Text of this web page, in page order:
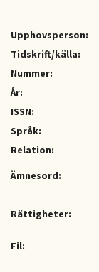
Upphovsperson:
Tidskrift/källa:
Nummer:
År:
ISSN:
Språk:
Relation:
Ämnesord:
Rättigheter:
Fil: